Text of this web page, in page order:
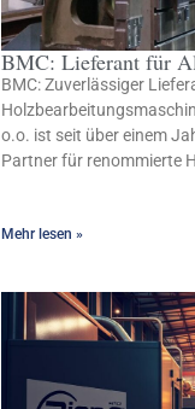
BMC: Lieferant für
BMC: Zuverlässiger
o.o. ist seit über einem
Partner für renommierte
Mehr lesen »